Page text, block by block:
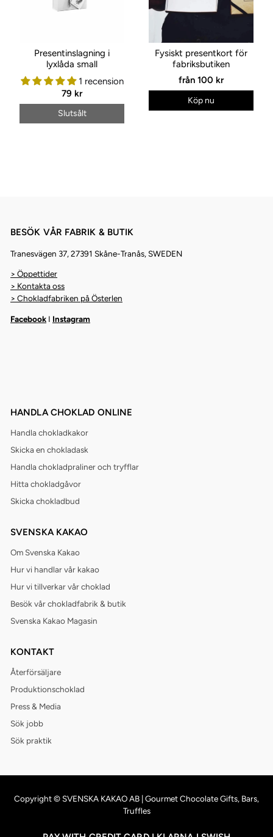
Presentinslagning i
lyxlåda small
1 recension
79 kr
Slutsålt
Fysiskt presentkort för
fabriksbutiken
från 100 kr
Köp nu
BESÖK VÅR FABRIK & BUTIK
Tranesvägen 37, 27391 Skåne-Tranås, SWEDEN
> Öppettider
> Kontakta oss
> Chokladfabriken på Österlen
Facebook I Instagram
HANDLA CHOKLAD ONLINE
Handla chokladkakor
Skicka en chokladask
Handla chokladpraliner och tryfflar
Hitta chokladgåvor
Skicka chokladbud
SVENSKA KAKAO
Om Svenska Kakao
Hur vi handlar vår kakao
Hur vi tillverkar vår choklad
Besök vår chokladfabrik & butik
Svenska Kakao Magasin
KONTAKT
Återförsäljare
Produktionschoklad
Press & Media
Sök jobb
Sök praktik
Copyright © SVENSKA KAKAO AB | Gourmet Chocolate Gifts, Bars,
Truffles